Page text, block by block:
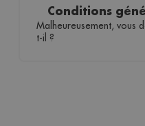
Conditions
Malheureusement, vous
t-il ?